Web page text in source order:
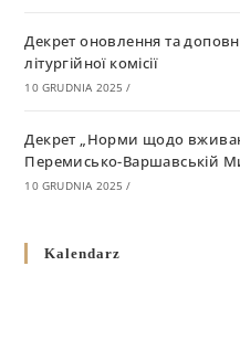
Декрет оновлення та
літургійної комісії
10 GRUDNIA 2025 /
Декрет „Норми щодо
Перемисько-Варшавській
10 GRUDNIA 2025 /
григоріанським календарем
Kalendarz